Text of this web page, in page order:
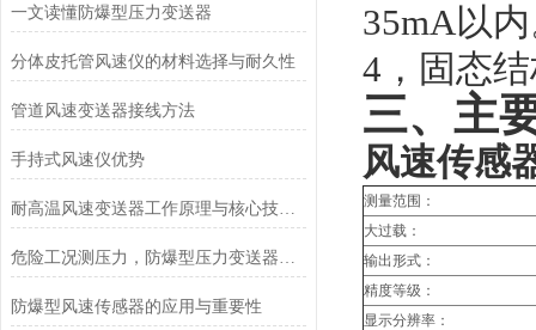
一文读懂防爆型压力变送器
分体皮托管风速仪的材料选择与耐久性
管道风速变送器接线方法
手持式风速仪优势
耐高温风速变送器工作原理与核心技术解析
危险工况测压力，防爆型压力变送器更安心
防爆型风速传感器的应用与重要性
35mA以
4 ，固态
三、主
风速传感
测量范围：
大过载：
输出形式：
精度等级：
显示分辨率：